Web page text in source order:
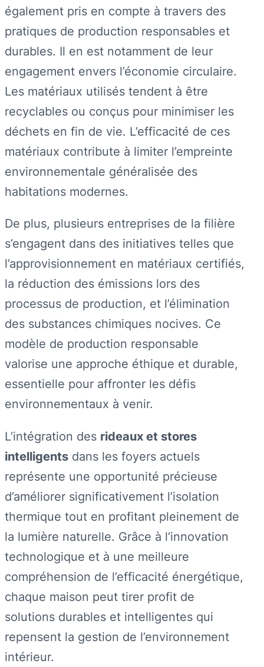
également pris en compte à travers des
pratiques de production responsables et
durables. Il en est notamment de leur
engagement envers l’économie circulaire.
Les matériaux utilisés tendent à être
recyclables ou conçus pour minimiser les
déchets en fin de vie. L’efficacité de ces
matériaux contribute à limiter l’empreinte
environnementale généralisée des
habitations modernes.
De plus, plusieurs entreprises de la filière
s’engagent dans des initiatives telles que
l’approvisionnement en matériaux certifiés,
la réduction des émissions lors des
processus de production, et l’élimination
des substances chimiques nocives. Ce
modèle de production responsable
valorise une approche éthique et durable,
essentielle pour affronter les défis
environnementaux à venir.
L’intégration des rideaux et stores
intelligents dans les foyers actuels
représente une opportunité précieuse
d’améliorer significativement l’isolation
thermique tout en profitant pleinement de
la lumière naturelle. Grâce à l’innovation
technologique et à une meilleure
compréhension de l’efficacité énergétique,
chaque maison peut tirer profit de
solutions durables et intelligentes qui
repensent la gestion de l’environnement
intérieur.